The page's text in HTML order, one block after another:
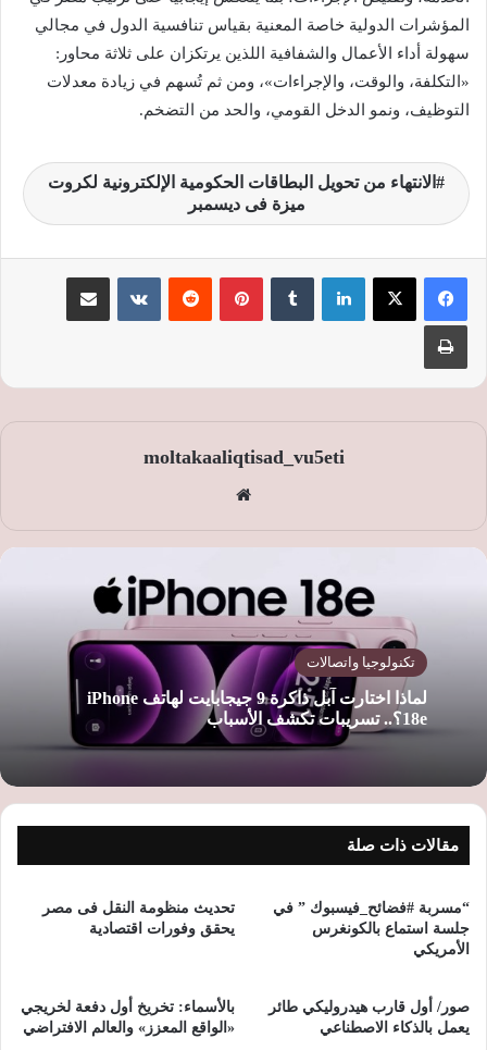
المؤشرات الدولية خاصة المعنية بقياس تنافسية الدول في مجالي
سهولة أداء الأعمال والشفافية اللذين يرتكزان على ثلاثة محاور:
«التكلفة، والوقت، والإجراءات»، ومن ثم تُسهم في زيادة معدلات
التوظيف، ونمو الدخل القومي، والحد من التضخم.
الانتهاء من تحويل البطاقات الحكومية الإلكترونية لكروت
ميزة فى ديسمبر
لينكدإن بينتيريست
moltakaaliqtisad_vu5eti
الوي
تكنولوجيا واتصالات
لماذا اختارت آبل ذاكرة 9 جيجابايت لهاتف iPhone
18e؟.. تسريبات تكشف الأسباب
مقالات ذات صلة
“مسربة #فضائح_فيسبوك ” في
جلسة استماع بالكونغرس
الأمريكي
تحديث منظومة النقل فى مصر
يحقق وفورات اقتصادية
صور/ أول قارب هيدروليكي طائر
يعمل بالذكاء الاصطناعي
بالأسماء: تخريخ أول دفعة لخريجي
«الواقع المعزز» والعالم الافتراضي